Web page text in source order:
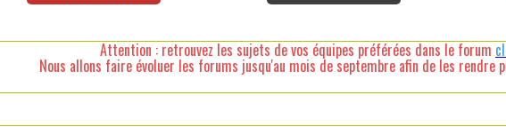
Attention : retrouvez les sujets de vos équipes préférées dans le forum
Nous allons faire évoluer les forums jusqu'au mois de septembre afin de les rendre